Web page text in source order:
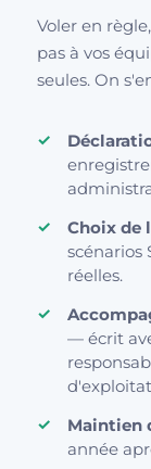
Voler en
pas à vos
seules. On
Choix de
scénarios
réelles.
— écrit
Maintien
année